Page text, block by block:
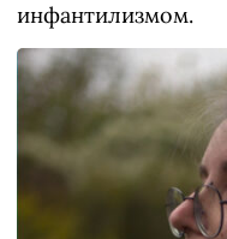
инфантилизмом.